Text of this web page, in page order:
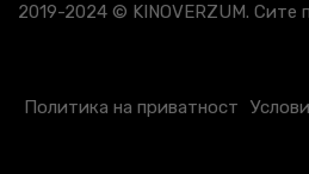
2019-2024 © KINOVERZUM. Сите
Политика на приватност